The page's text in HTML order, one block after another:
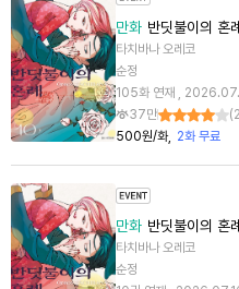
만화 반딧불이의 혼례
타치바나 오레코
순정
105화 연재 ,
37만
(
500원/화
2화 무료
만화 반딧불이의 혼
타치바나 오레코
순정